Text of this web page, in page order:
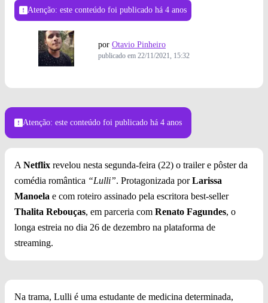
Atenção: este conteúdo foi publicado há 4 anos
por Otavio Pinheiro
publicado em 22/11/2021, 15:32
Atenção: este conteúdo foi publicado há 4 anos
A Netflix revelou nesta segunda-feira (22) o trailer e pôster da
comédia romântica “Lulli”. Protagonizada porLarissa
Manoela e com roteiro assinado pela escritora best-seller
Thalita Rebouças, em parceria com Renato Fagundes, o
longa estreia no dia 26 de dezembro na plataforma de
streaming.
Na trama, Lulli é uma estudante de medicina determinada,